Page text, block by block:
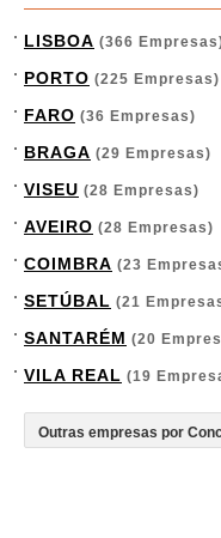
LISBOA (366
PORTO (225 Empresas)
FARO (36 Empresas)
BRAGA (29 Empresas)
VISEU (28 Empresas)
AVEIRO (28 Empresas)
COIMBRA (23
SETÚBAL (21
SANTARÉM (20
VILA REAL (19